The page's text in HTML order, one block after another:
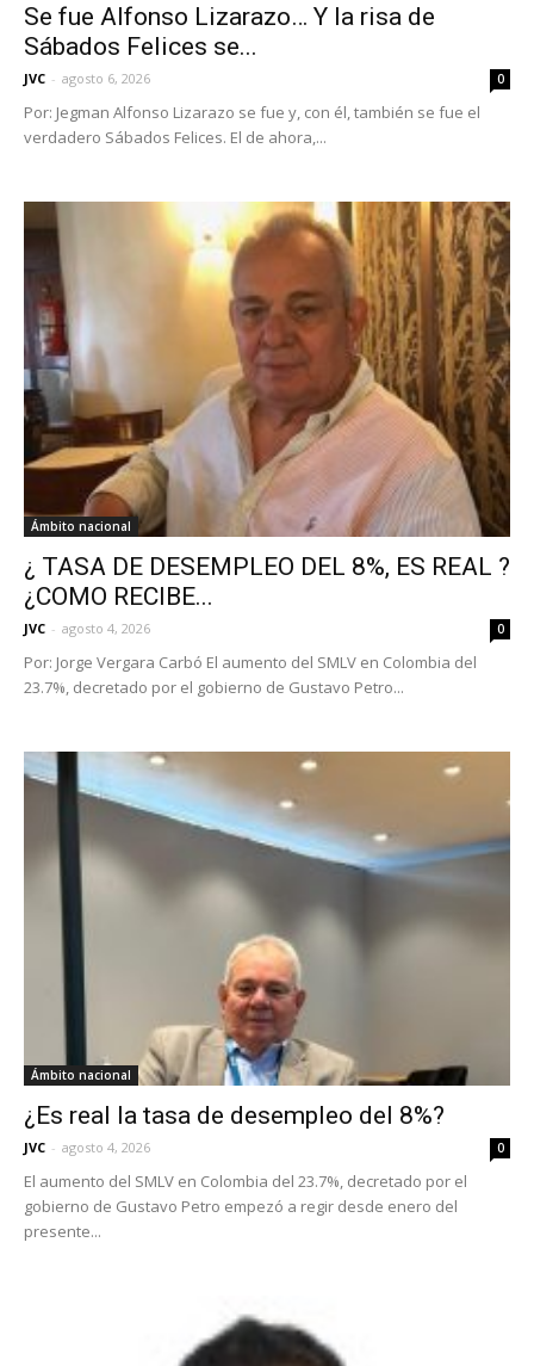
Se fue Alfonso Lizarazo… Y la risa de
Sábados Felices se...
JVC - agosto 6, 2026 0
Por: Jegman Alfonso Lizarazo se fue y, con él, también se fue el
verdadero Sábados Felices. El de ahora,...
Ámbito nacional
¿ TASA DE DESEMPLEO DEL 8%, ES REAL ?
¿COMO RECIBE...
JVC - agosto 4, 2026 0
Por: Jorge Vergara Carbó El aumento del SMLV en Colombia del
23.7%, decretado por el gobierno de Gustavo Petro...
Ámbito nacional
¿Es real la tasa de desempleo del 8%?
JVC - agosto 4, 2026 0
El aumento del SMLV en Colombia del 23.7%, decretado por el
gobierno de Gustavo Petro empezó a regir desde enero del
presente...